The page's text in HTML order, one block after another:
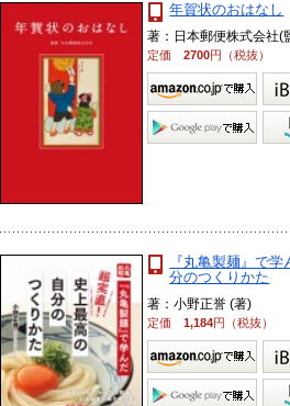
年賀状のおはなし
著：日本郵便株式会社(
定価2700円（税抜）
『丸亀製麺』で
分のつくりかた
著：小野正誉 (著)
定価1,184円（税抜）